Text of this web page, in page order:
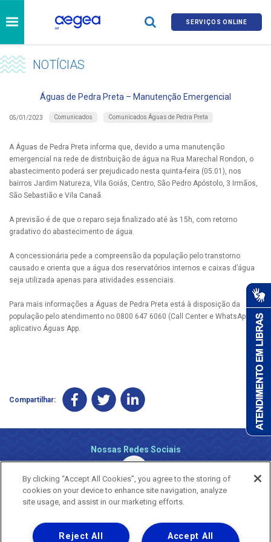
SERVIÇOS ONLINE
NOTÍCIAS
Águas de Pedra Preta – Manutenção Emergencial
05/01/2023 Comunicados Comunicados Águas de Pedra Preta
A Águas de Pedra Preta informa que, devido a uma manutenção
emergencial na rede de distribuição de água na Rua Marechal Rondon, o
abastecimento poderá ser prejudicado nesta quinta-feira (05.01), nos
bairros Jardim Natureza, Vila Goiás, Centro, São Pedro Apóstolo, 3 Irmãos,
São Sebastião e Vila Canaã.
A previsão é de que o reparo seja finalizado até às 15h, com retorno
gradativo do abastecimento de água.
A concessionária pede a compreensão da população pelo transtorno
causado e orienta que a água dos reservatórios internos e caixas d’água
seja utilizada apenas para atividades essenciais.
Para mais informações a Águas de Pedra Preta está à disposição da
população pelo atendimento no 0800 647 6060 (Call Center e WhatsApp) e
aplicativo Águas App.
Compartilhar:
Nossas Redes Sociais
By clicking “Accept All Cookies”, you agree to the storing of
cookies on your device to enhance site navigation, analyze
site usage, and assist in our marketing efforts.
Accept All
Reject All